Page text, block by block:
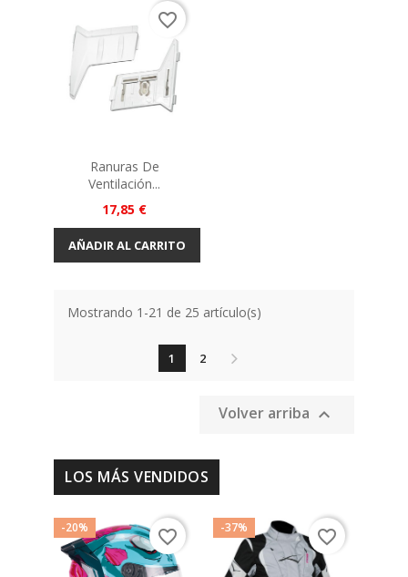
Ranuras De
Ventilación...
Precio
17,85 €
AÑADIR AL CARRITO
favorite_border
Mostrando 1-21 de 25 artículo(s)
1 2
Volver arriba 
LOS MÁS VENDIDOS
-20% favorite_border -37% favorite_border